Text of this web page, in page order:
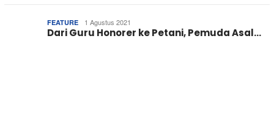
FEATURE 1 Agustus 2021
Dari Guru Honorer ke Petani, Pemuda Asal…